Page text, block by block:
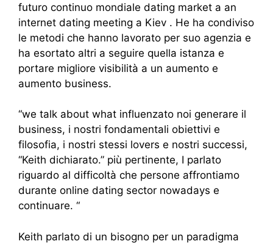
futuro continuo mondiale dating market a an
internet dating meeting a Kiev . He ha condiviso
le metodi che hanno lavorato per suo agenzia e
ha esortato altri a seguire quella istanza e
portare migliore visibilità a un aumento e
aumento business.
“we talk about what influenzato noi generare il
business, i nostri fondamentali obiettivi e
filosofia, i nostri stessi lovers e nostri successi,
“Keith dichiarato.” più pertinente, I parlato
riguardo al difficoltà che persone affrontiamo
durante online dating sector nowadays e
continuare. “
Keith parlato di un bisogno per un paradigma